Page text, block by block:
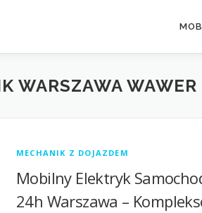
WARSZAWA WAWER
MECHANIK Z DOJAZDEM
Mobilny Elektryk
24h Warszawa –